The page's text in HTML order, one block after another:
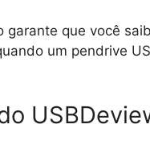
garante que você
um pendrive